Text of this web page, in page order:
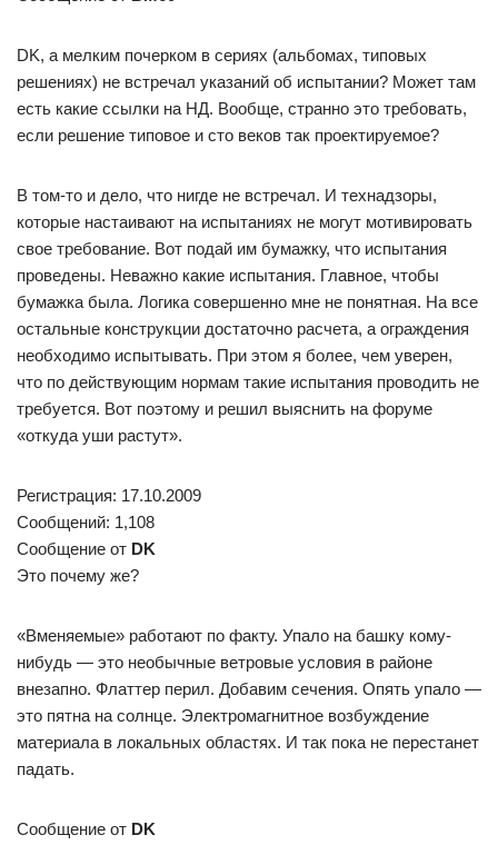
DK, а мелким почерком в сериях (альбомах, типовых
решениях) не встречал указаний об испытании? Может там
есть какие ссылки на НД. Вообще, странно это требовать,
если решение типовое и сто веков так проектируемое?
В том-то и дело, что нигде не встречал. И технадзоры,
которые настаивают на испытаниях не могут мотивировать
свое требование. Вот подай им бумажку, что испытания
проведены. Неважно какие испытания. Главное, чтобы
бумажка была. Логика совершенно мне не понятная. На все
остальные конструкции достаточно расчета, а ограждения
необходимо испытывать. При этом я более, чем уверен,
что по действующим нормам такие испытания проводить не
требуется. Вот поэтому и решил выяснить на форуме
«откуда уши растут».
Регистрация: 17.10.2009
Сообщений: 1,108
Сообщение от DK
Это почему же?
«Вменяемые» работают по факту. Упало на башку кому-
нибудь — это необычные ветровые условия в районе
внезапно. Флаттер перил. Добавим сечения. Опять упало —
это пятна на солнце. Электромагнитное возбуждение
материала в локальных областях. И так пока не перестанет
падать.
Сообщение от DK